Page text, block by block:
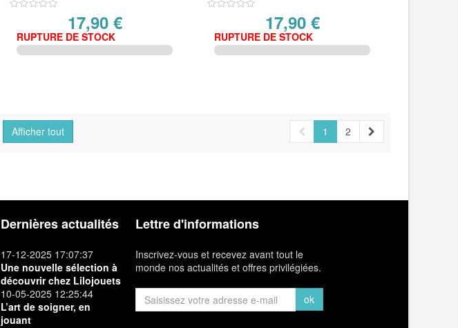
17,90 €
RUPTURE DE STOCK
17,90 €
RUPTURE DE STOCK
Afficher tout 1 2
Dernières actualités
17-12-2025 17:07:37
Une nouvelle sélection à
découvrir chez Lilojouets
10-05-2025 12:25:44
L’art de soigner, en
jouant
Lettre d'informations
Inscrivez-vous et recevez avant tout le
monde nos actualités et offres privilégiées.
ok